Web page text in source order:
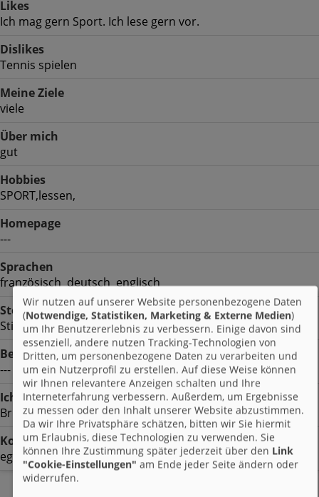
Likes
Ich mag gern Sport. Ich lese gern vor.
Dislikes
Tennis spielen
Meine Ziele
viele
Über mich
gut
Hobbies
SPORT,lessen,
Homepage
---
Sprachen
französisch deutsch englisch
Sternzeichen
Stier
Beruf
---
Ich suche
Brieffreunde zwischen 8 & 88
Kontaktart
egal | egal
Wir nutzen auf unserer Website personenbezogene Daten
(Notwendige, Statistiken, Marketing & Externe Medien)
um Ihr Benutzererlebnis zu verbessern. Einige davon sind
essenziell, andere nutzen Tracking-Technologien von
Dritten, um personenbezogene Daten zu verarbeiten und
um ein Nutzerprofil zu erstellen. Auf diese Weise können
wir Ihnen relevantere Anzeigen schalten und Ihre
Interneterfahrung verbessern. Außerdem, um Ergebnisse
zu messen oder den Inhalt unserer Website abzustimmen.
Da wir Ihre Privatsphäre schätzen, bitten wir Sie hiermit
um Erlaubnis, diese Technologien zu verwenden. Sie
können Ihre Zustimmung später jederzeit über den Link
"Cookie-Einstellungen" am Ende jeder Seite ändern oder
widerrufen.